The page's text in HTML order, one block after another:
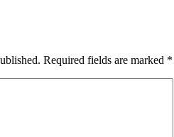
Required fields are marked *